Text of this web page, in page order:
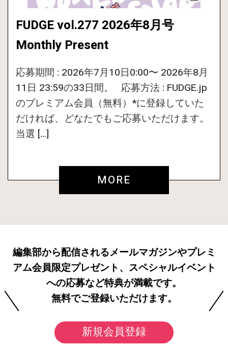
FUDGE vol.277 2026年8月号
Monthly Present
応募期間 : 2026年7月10日0:00〜 2026年8月
11日 23:59の33日間。 応募方法 : FUDGE.jp
のプレミアム会員（無料）*に登録していた
だければ、どなたでもご応募いただけます。
当選 […]
MORE
編集部から配信されるメールマガジンやプレミ
アム会員限定プレゼント、スペシャルイベント
への応募など特典が満載です。
無料でご登録いただけます。
新規会員登録